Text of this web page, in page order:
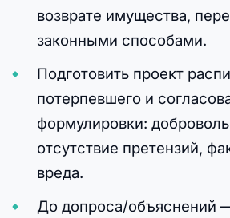
возврате имущества,
законными способами.
Подготовить проект
потерпевшего и
формулировки:
отсутствие претензий,
вреда.
До допроса/объяснений